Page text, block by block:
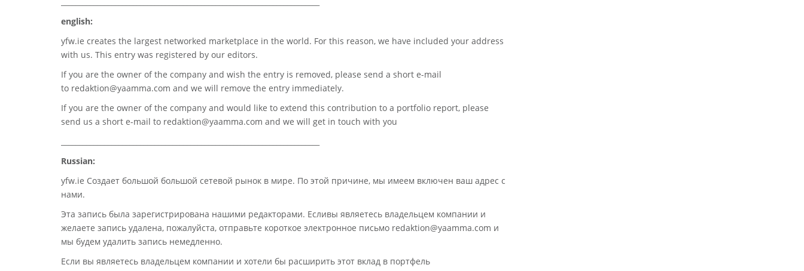
english:
yfw.ie creates the largest networked marketplace in the world. For this reason, we have included your address
with us. This entry was registered by our editors.
If you are the owner of the company and wish the entry is removed, please send a short e-mail
to redaktion@yaamma.com and we will remove the entry immediately.
If you are the owner of the company and would like to extend this contribution to a portfolio report, please
send us a short e-mail to redaktion@yaamma.com and we will get in touch with you
Russian:
yfw.ie Создает большой большой сетевой рынок в мире. По этой причине, мы имеем включен ваш адрес с
нами.
Эта запись была зарегистрирована нашими редакторами. Есливы являетесь владельцем компании и
желаете запись удалена, пожалуйста, отправьте короткое электронное письмо redaktion@yaamma.com и
мы будем удалить запись немедленно.
Если вы являетесь владельцем компании и хотели бы расширить этот вклад в портфель